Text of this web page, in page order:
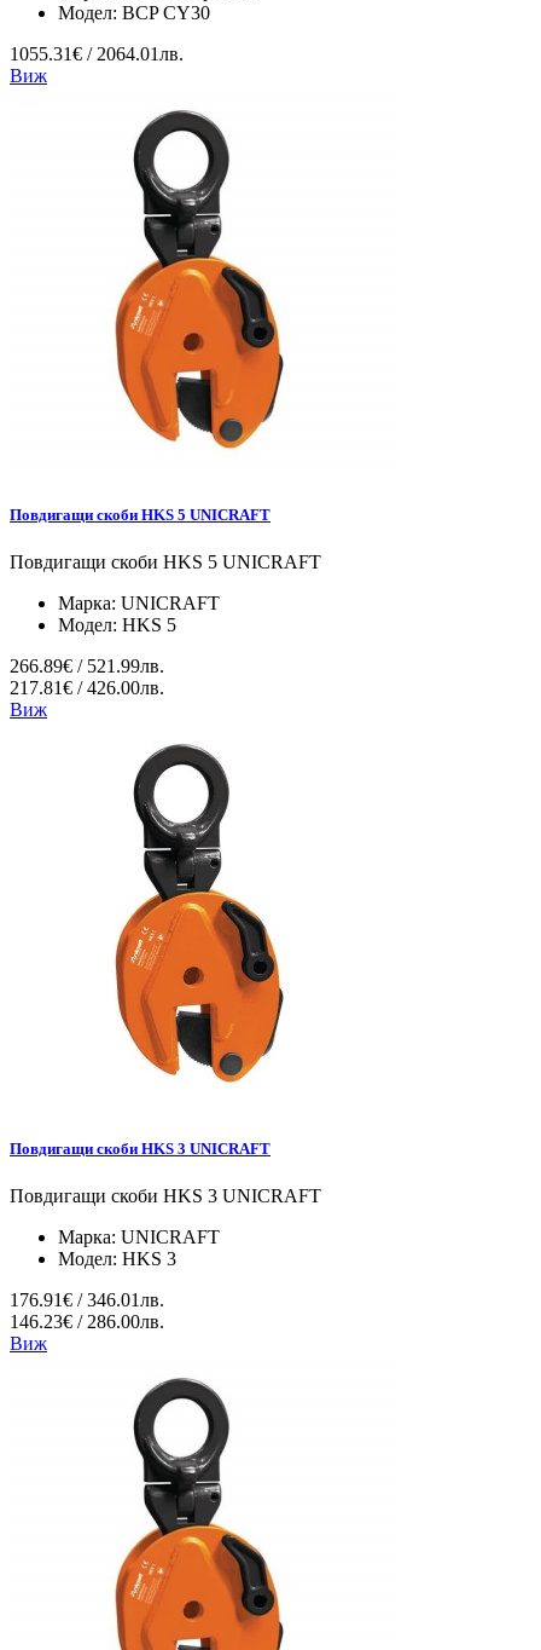
Модел: BCP CY30
1055.31€ / 2064.01лв.
Виж
Повдигащи скоби HKS 5 UNICRAFT
Повдигащи скоби HKS 5 UNICRAFT
Марка: UNICRAFT
Модел: HKS 5
266.89€ / 521.99лв.
217.81€ / 426.00лв.
Виж
Повдигащи скоби HKS 3 UNICRAFT
Повдигащи скоби HKS 3 UNICRAFT
Марка: UNICRAFT
Модел: HKS 3
176.91€ / 346.01лв.
146.23€ / 286.00лв.
Виж